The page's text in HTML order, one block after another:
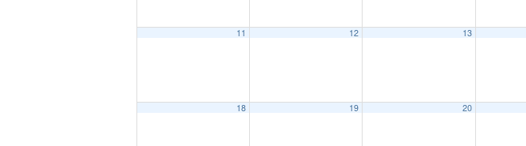
11 12 13
18 19 20